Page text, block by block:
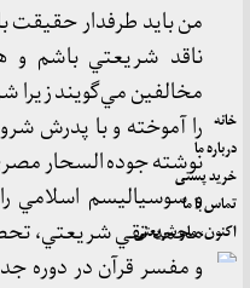
من بايد طرفدار حقيقت
ناقد شريعتي باشم و
مخالفين مي‌گويند زيرا
را آموخته و با پدرش
نوشته جوده السحار
و سوسياليسم اسلامي
محمد تقي شريعتي،
و مفسر قرآن در دوره
خانه
درباره ما
خرید پستی
تماس با ما
اکنون، ما و شریعتی